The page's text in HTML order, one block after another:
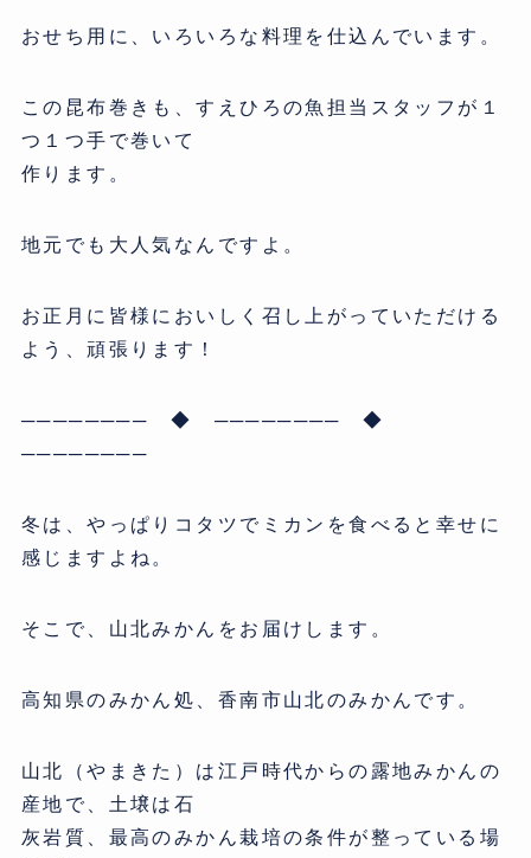
おせち用に、いろいろな料理を仕込んでいます。
この昆布巻きも、すえひろの魚担当スタッフが１
つ１つ手で巻いて
作ります。
地元でも大人気なんですよ。
お正月に皆様においしく召し上がっていただける
よう、頑張ります！
──────── ◆ ──────── ◆
────────
冬は、やっぱりコタツでミカンを食べると幸せに
感じますよね。
そこで、山北みかんをお届けします。
高知県のみかん処、香南市山北のみかんです。
山北（やまきた）は江戸時代からの露地みかんの
産地で、土壌は石
灰岩質、最高のみかん栽培の条件が整っている場